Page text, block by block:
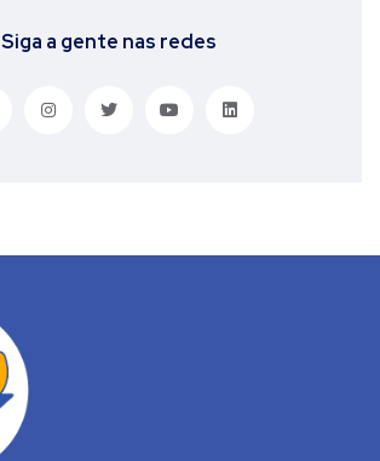
Siga a gente nas redes